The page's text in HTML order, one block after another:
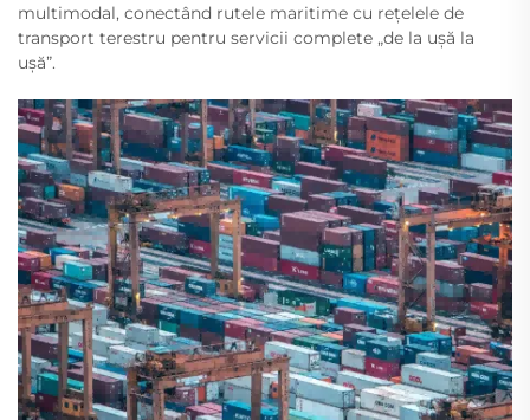
multimodal, conectând rutele maritime cu rețelele de
transport terestru pentru servicii complete „de la ușă la
ușă”.